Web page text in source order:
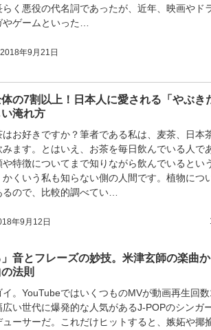
らく悪役の代名詞であったが、近年、映画やド
やゲームといった…
2018年9月21日
の7割以上！日本人に愛される「やぶき
淹れ方
お好きですか？筆者である私は、麦茶、日本
ます。とはいえ、お茶を毎日飲んでいる人で
特徴についてまで知りながら飲んでいるとい
くいう私も知らない側の人間です。植物につ
ので、比較的調べてい…
年9月12日
」音とフレーズの妙技。米津玄師の楽曲
法則
。YouTubeではいくつものMVが動画再生回
い世代に爆発的な人気があるJ-POPのシンガ
ーサーだ。これだけヒットすると、嫉妬や揶